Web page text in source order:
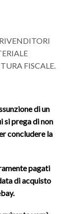
FISCALE.
di un
si prega di non
concludere la
pagati
di acquisto